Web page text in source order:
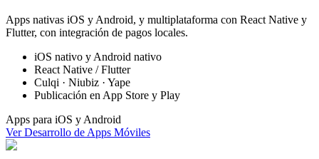
Apps nativas iOS y Android, y multiplataforma con React Native y
Flutter, con integración de pagos locales.
iOS nativo y Android nativo
React Native / Flutter
Culqi · Niubiz · Yape
Publicación en App Store y Play
Apps para iOS y Android
Ver Desarrollo de Apps Móviles